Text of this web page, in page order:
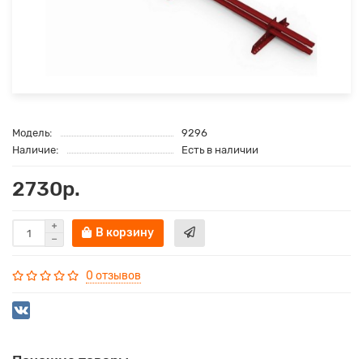
Модель:
9296
Наличие:
Есть в наличии
2730р.
В корзину
0 отзывов